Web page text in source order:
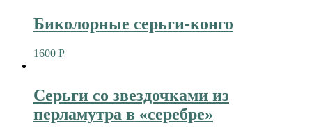
Биколорные серьги-конго
1600 Р
Серьги со звездочками из
перламутра в «серебре»